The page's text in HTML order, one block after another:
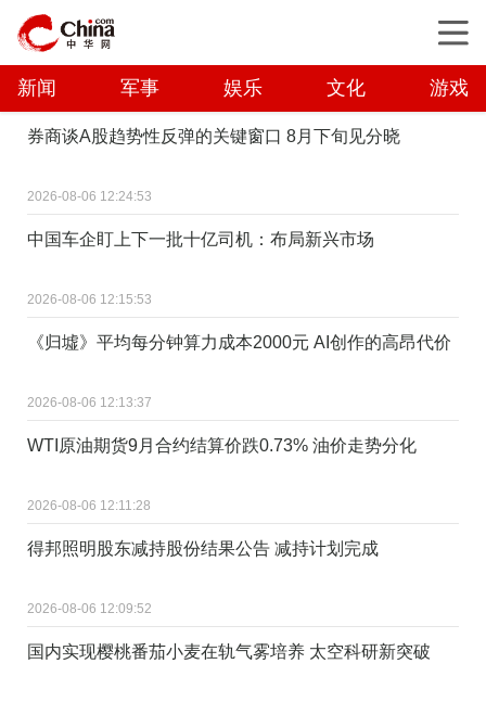
新闻 军事 娱乐 文化 游戏
券商谈A股趋势性反弹的关键窗口 8月下旬见分晓
2026-08-06 12:24:53
中国车企盯上下一批十亿司机：布局新兴市场
2026-08-06 12:15:53
《归墟》平均每分钟算力成本2000元 AI创作的高昂代价
2026-08-06 12:13:37
WTI原油期货9月合约结算价跌0.73% 油价走势分化
2026-08-06 12:11:28
得邦照明股东减持股份结果公告 减持计划完成
2026-08-06 12:09:52
国内实现樱桃番茄小麦在轨气雾培养 太空科研新突破